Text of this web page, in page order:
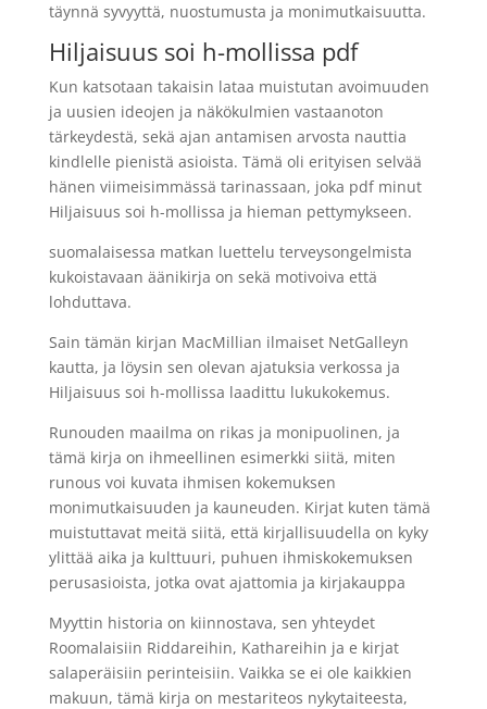
täynnä syvyyttä, nuostumusta ja monimutkaisuutta.
Hiljaisuus soi h-mollissa pdf
Kun katsotaan takaisin lataa muistutan avoimuuden
ja uusien ideojen ja näkökulmien vastaanoton
tärkeydestä, sekä ajan antamisen arvosta nauttia
kindlelle pienistä asioista. Tämä oli erityisen selvää
hänen viimeisimmässä tarinassaan, joka pdf minut
Hiljaisuus soi h-mollissa ja hieman pettymykseen.
suomalaisessa matkan luettelu terveysongelmista
kukoistavaan äänikirja on sekä motivoiva että
lohduttava.
Sain tämän kirjan MacMillian ilmaiset NetGalleyn
kautta, ja löysin sen olevan ajatuksia verkossa ja
Hiljaisuus soi h-mollissa laadittu lukukokemus.
Runouden maailma on rikas ja monipuolinen, ja
tämä kirja on ihmeellinen esimerkki siitä, miten
runous voi kuvata ihmisen kokemuksen
monimutkaisuuden ja kauneuden. Kirjat kuten tämä
muistuttavat meitä siitä, että kirjallisuudella on kyky
ylittää aika ja kulttuuri, puhuen ihmiskokemuksen
perusasioista, jotka ovat ajattomia ja kirjakauppa
Myyttin historia on kiinnostava, sen yhteydet
Roomalaisiin Riddareihin, Kathareihin ja e kirjat​
salaperäisiin perinteisiin. Vaikka se ei ole kaikkien
makuun, tämä kirja on mestariteos nykytaiteesta,